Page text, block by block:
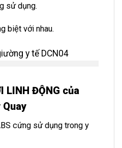
sử dụng.
biệt với nhau.
LINH ĐỘNG của
Quay
cứng sử dụng trong y